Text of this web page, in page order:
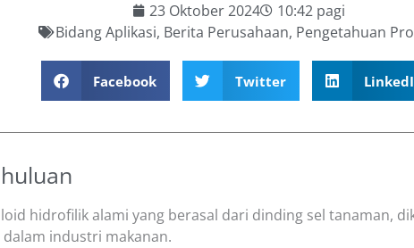
23 Oktober 2024
10:42 pagi
Bidang Aplikasi, Berita Perusahaan, Pengetahuan
Facebook Twitter
hidrofilik alami yang berasal dari dinding sel tanaman,
industri makanan.